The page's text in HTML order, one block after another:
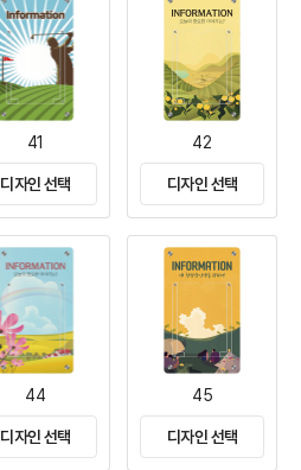
41
디자인 선택
42
디자인 선택
44
디자인 선택
45
디자인 선택